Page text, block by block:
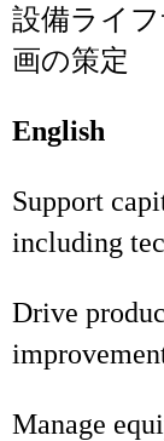
設備ライ
画の策定
English
Support
including
Drive
Manage